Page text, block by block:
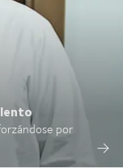
por